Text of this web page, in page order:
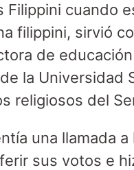
Filippini cuando
filippini, sirvió
de
la Universidad
religiosos del
una llamada
sus votos e